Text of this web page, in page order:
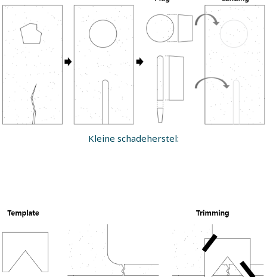
Kleine schadeherstel: